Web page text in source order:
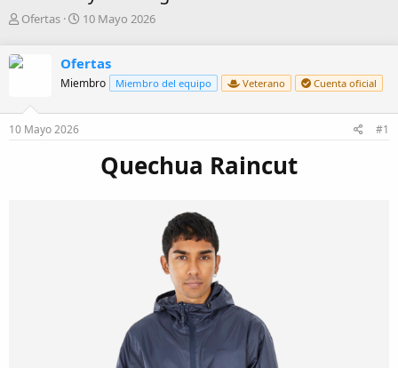
A
o
Ofertas
F
h
a
e
10 Mayo 2026
Ofertas
Miembro Miembro del equipo Veterano Cuenta oficial
10 Mayo 2026 #1
Quechua Raincut